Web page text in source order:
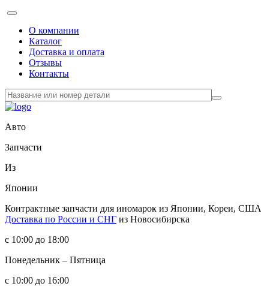
О компании
Каталог
Доставка и оплата
Отзывы
Контакты
Авто
Запчасти
Из
Японии
Контрактные запчасти для иномарок из Японии, Кореи, США
Доставка по России и СНГ из Новосибирска
с 10:00 до 18:00
Понедельник – Пятница
с 10:00 до 16:00